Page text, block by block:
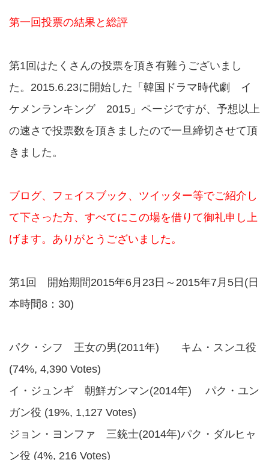
第一回投票の結果と総評
第1回はたくさんの投票を頂き有難うございまし
た。2015.6.23に開始した「韓国ドラマ時代劇 イ
ケメンランキング 2015」ページですが、予想以上
の速さで投票数を頂きましたので一旦締切させて頂
きました。
ブログ、フェイスブック、ツイッター等でご紹介し
て下さった方、すべてにこの場を借りて御礼申し上
げます。ありがとうございました。
第1回 開始期間2015年6月23日～2015年7月5日(日
本時間8：30)
パク・シフ 王女の男(2011年) キム・スンユ役
(74%, 4,390 Votes)
イ・ジュンギ 朝鮮ガンマン(2014年) パク・ユン
ガン役 (19%, 1,127 Votes)
ジョン・ヨンファ 三銃士(2014年)パク・ダルヒャ
ン役 (4%, 216 Votes)